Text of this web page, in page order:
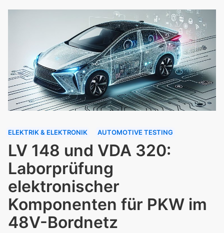
ELEKTRIK & ELEKTRONIK AUTOMOTIVE TESTING
LV 148 und VDA 320:
Laborprüfung
elektronischer
Komponenten für PKW im
48V-Bordnetz